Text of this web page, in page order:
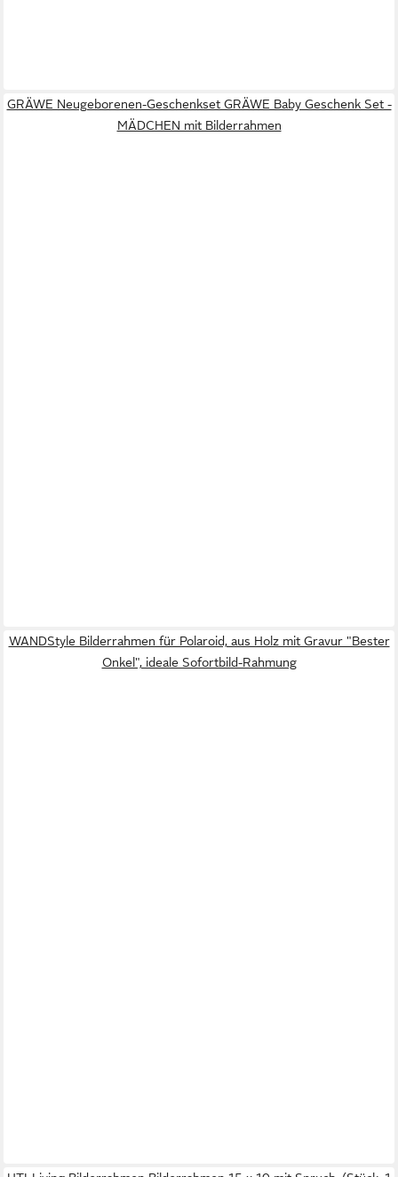
GRÄWE Neugeborenen-Geschenkset GRÄWE Baby Geschenk Set -
MÄDCHEN mit Bilderrahmen
WANDStyle Bilderrahmen für Polaroid, aus Holz mit Gravur "Bester
Onkel", ideale Sofortbild-Rahmung